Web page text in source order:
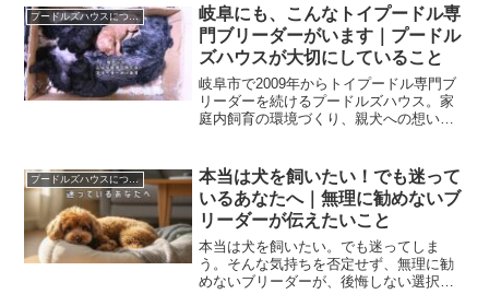
介。題して、トイプードルたちが過ご
す“穏やかな日常”の裏側！プードルズハウ
スが大切にしている小さな習慣。
プードルズハウスについて
岐阜にも、こんなトイプードル専
門ブリーダーがいます｜プードル
ズハウスが大切にしていること
岐阜市で2009年からトイプードル専門ブ
リーダーを続けるプードルズハウス。家
庭内飼育の環境づくり、親犬への想い、
プードルズハウスについて
本当は犬を飼いたい！でも迷って
いるあなたへ｜無理に勧めないブ
リーダーが伝えたいこと
本当は犬を飼いたい。でも迷ってしま
う。そんな気持ちを否定せず、無理に勧
めないブリーダーが、後悔しない選択の